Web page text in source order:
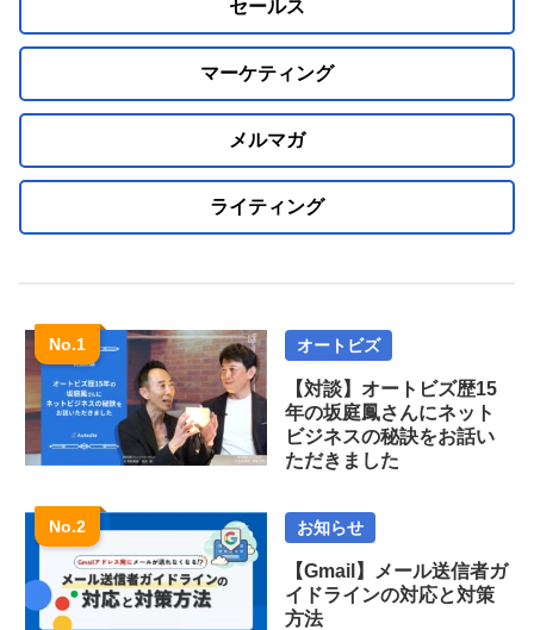
セールス
マーケティング
メルマガ
ライティング
オートビズ
【対談】オートビズ歴15
年の坂庭鳳さんにネット
ビジネスの秘訣をお話い
ただきました
お知らせ
【Gmail】メール送信者ガ
イドラインの対応と対策
方法